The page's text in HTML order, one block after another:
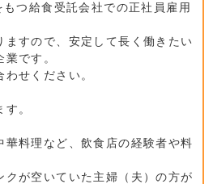
つ給食受託会社での正社員雇用
ますので、安定して長く働きたい
です。
せください。
。
華料理など、飲食店の経験者や料
クが空いていた主婦（夫）の方が